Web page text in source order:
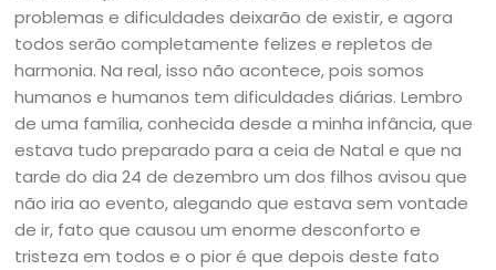
problemas e dificuldades deixarão de existir, e agora
todos serão completamente felizes e repletos de
harmonia. Na real, isso não acontece, pois somos
humanos e humanos tem dificuldades diárias. Lembro
de uma família, conhecida desde a minha infância, que
estava tudo preparado para a ceia de Natal e que na
tarde do dia 24 de dezembro um dos filhos avisou que
não iria ao evento, alegando que estava sem vontade
de ir, fato que causou um enorme desconforto e
tristeza em todos e o pior é que depois deste fato